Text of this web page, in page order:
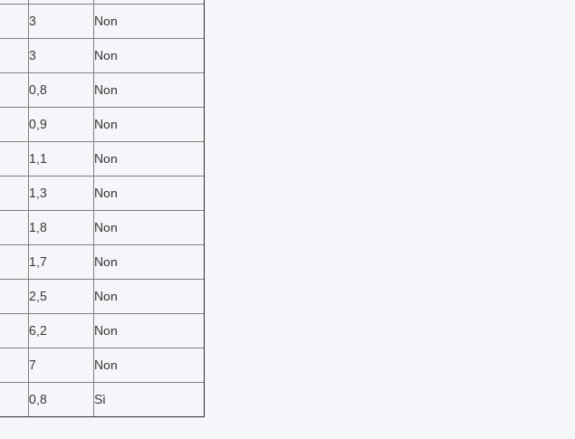
3 Non
3 Non
0,8 Non
0,9 Non
1,1 Non
1,3 Non
1,8 Non
1,7 Non
2,5 Non
6,2 Non
7 Non
0,8 Sì